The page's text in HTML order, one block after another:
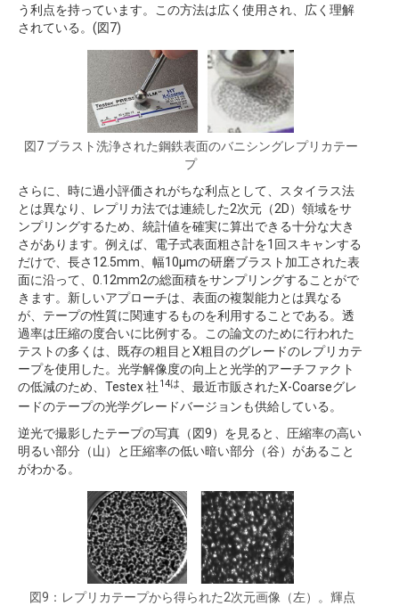
う利点を持っています。この方法は広く使用され、広く理解
されている。(図7)
図7 ブラスト洗浄された鋼鉄表面のバニシングレプリカテー
プ
さらに、時に過小評価されがちな利点として、スタイラス法
とは異なり、レプリカ法では連続した2次元（2D）領域をサ
ンプリングするため、統計値を確実に算出できる十分な大き
さがあります。例えば、電子式表面粗さ計を1回スキャンする
だけで、長さ12.5mm、幅10μmの研磨ブラスト加工された表
面に沿って、0.12mm2の総面積をサンプリングすることがで
きます。新しいアプローチは、表面の複製能力とは異なる
が、テープの性質に関連するものを利用することである。透
過率は圧縮の度合いに比例する。この論文のために行われた
テストの多くは、既存の粗目とX粗目のグレードのレプリカテ
ープを使用した。光学解像度の向上と光学的アーチファクト
の低減のため、Testex 社 14は
、最近市販されたX-Coarseグレ
ードのテープの光学グレードバージョンも供給している。
逆光で撮影したテープの写真（図9）を見ると、圧縮率の高い
明るい部分（山）と圧縮率の低い暗い部分（谷）があること
がわかる。
図9：レプリカテープから得られた2次元画像（左）。輝点